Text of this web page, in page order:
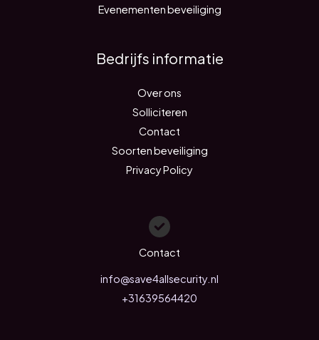
Evenementen beveiliging
Bedrijfs informatie
Over ons
Solliciteren
Contact
Soorten beveiliging
Privacy Policy
Contact
info@save4allsecurity.nl
+31639564420